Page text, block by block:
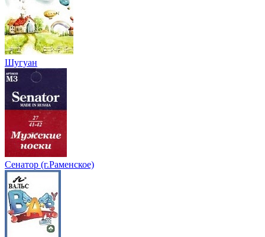
Шугуан
Сенатор (г.Раменское)